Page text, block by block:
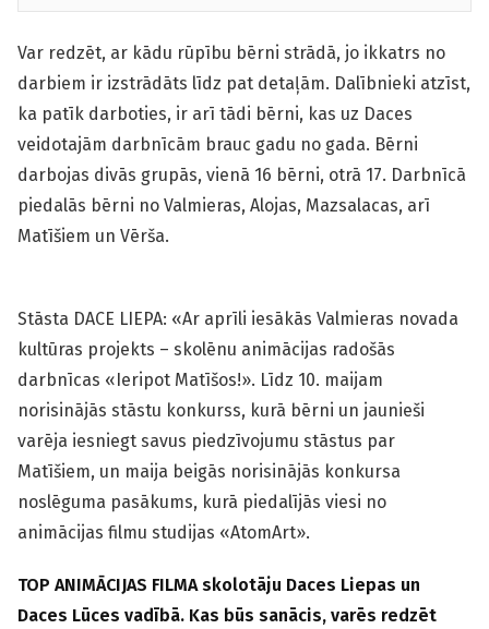
Var redzēt, ar kādu rūpību bērni strādā, jo ikkatrs no
darbiem ir izstrādāts līdz pat detaļām. Dalībnieki atzīst,
ka patīk darboties, ir arī tādi bērni, kas uz Daces
veidotajām darbnīcām brauc gadu no gada. Bērni
darbojas divās grupās, vienā 16 bērni, otrā 17. Darbnīcā
piedalās bērni no Valmieras, Alojas, Mazsalacas, arī
Matīšiem un Vērša.
Stāsta DACE LIEPA: «Ar aprīli iesākās Valmieras novada
kultūras projekts – skolēnu animācijas radošās
darbnīcas «Ieripot Matīšos!». Līdz 10. maijam
norisinājās stāstu konkurss, kurā bērni un jaunieši
varēja iesniegt savus piedzīvojumu stāstus par
Matīšiem, un maija beigās norisinājās konkursa
noslēguma pasākums, kurā piedalījās viesi no
animācijas filmu studijas «AtomArt».
TOP ANIMĀCIJAS FILMA skolotāju Daces Liepas un
Daces Lūces vadībā. Kas būs sanācis, varēs redzēt